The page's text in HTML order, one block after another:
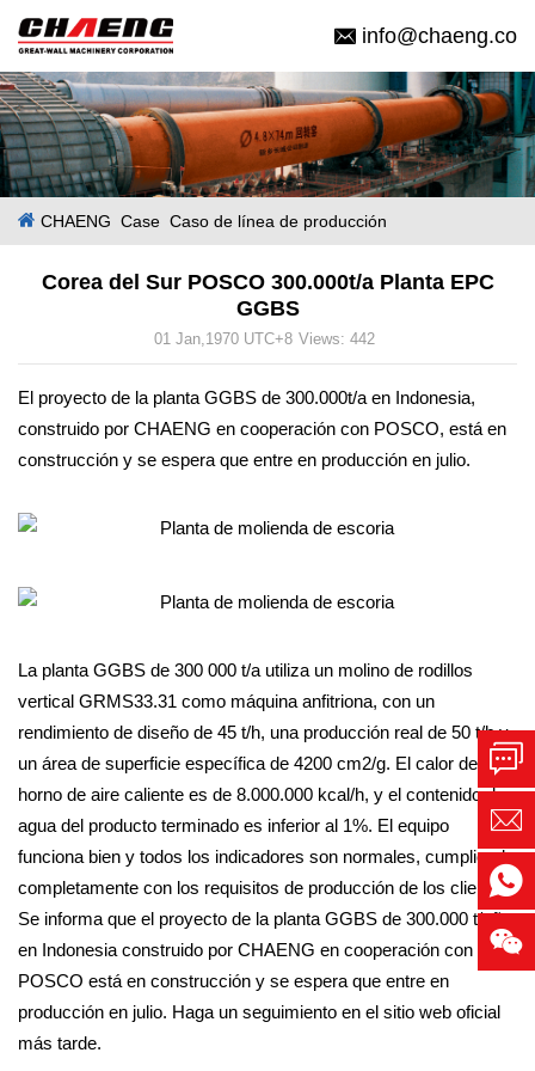
info@chaeng.co
CHAENG Case Caso de línea de producción
Corea del Sur POSCO 300.000t/a Planta EPC
GGBS
01 Jan,1970 UTC+8 Views: 442
El proyecto de la planta GGBS de 300.000t/a en Indonesia,
construido por CHAENG en cooperación con POSCO, está en
construcción y se espera que entre en producción en julio.
La planta GGBS de 300 000 t/a utiliza un molino de rodillos
vertical GRMS33.31 como máquina anfitriona, con un
rendimiento de diseño de 45 t/h, una producción real de 50 t/h y
un área de superficie específica de 4200 cm2/g. El calor del
horno de aire caliente es de 8.000.000 kcal/h, y el contenido de
agua del producto terminado es inferior al 1%. El equipo
funciona bien y todos los indicadores son normales, cumpliendo
completamente con los requisitos de producción de los clientes.
Se informa que el proyecto de la planta GGBS de 300.000 t/año
en Indonesia construido por CHAENG en cooperación con
POSCO está en construcción y se espera que entre en
producción en julio. Haga un seguimiento en el sitio web oficial
más tarde.